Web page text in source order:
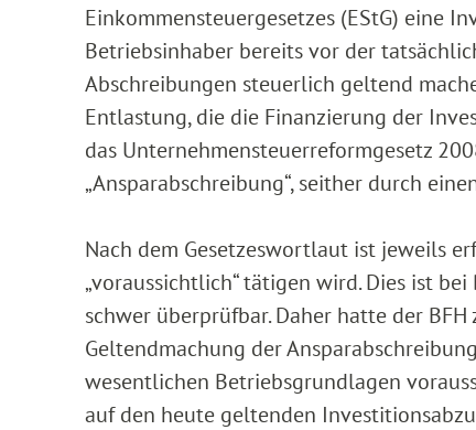
Einkommensteuergesetzes (EStG) eine
Betriebsinhaber bereits vor der
Abschreibungen steuerlich geltend
Entlastung, die die Finanzierung der
das Unternehmensteuerreformgesetz
„Ansparabschreibung“, seither durch
Nach dem Gesetzeswortlaut ist jeweils
„voraussichtlich“ tätigen wird. Dies ist
schwer überprüfbar. Daher hatte der
Geltendmachung der
wesentlichen Betriebsgrundlagen
auf den heute geltenden